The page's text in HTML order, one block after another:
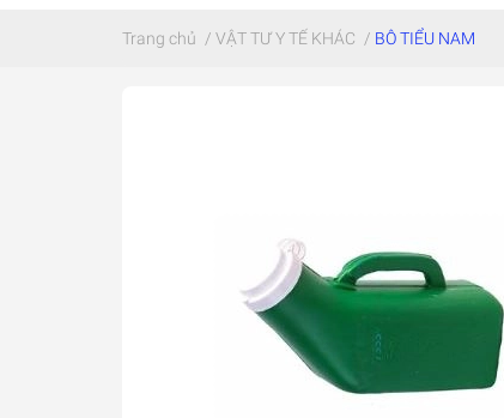
Trang chủ / VẬT TƯ Y TẾ KHÁC / BÔ TIỂU NAM